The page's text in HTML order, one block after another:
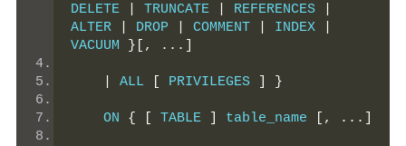
DELETE
TRUNCATE REFERENCES
ALTER
DROP COMMENT INDEX
VACUUM
}[, ...]
ALL PRIVILEGES }
    ON
{ TABLE table_name [, ...]